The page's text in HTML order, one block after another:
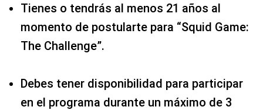
Tienes o tendrás al menos 21 años al
momento de postularte para “Squid Game:
The Challenge”.
Debes tener disponibilidad para participar
en el programa durante un máximo de 3